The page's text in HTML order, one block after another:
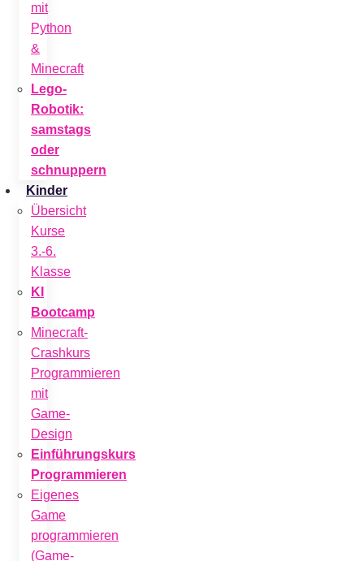
mit
Python
&
Minecraft
Lego-
Robotik:
samstags
oder
schnuppern
Kinder
Übersicht
Kurse
3.-6.
Klasse
KI
Bootcamp
Minecraft-
Crashkurs
Programmieren
mit
Game-
Design
Einführungskurs
Programmieren
Eigenes
Game
programmieren
(Game-